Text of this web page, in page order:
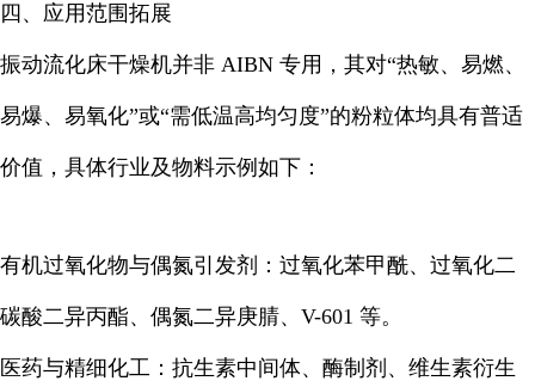
四、应用范围拓展
振动流化床干燥机并非 AIBN 专用，其对“热敏、易燃、
易爆、易氧化”或“需低温高均匀度”的粉粒体均具有普适
价值，具体行业及物料示例如下：
有机过氧化物与偶氮引发剂：过氧化苯甲酰、过氧化二
碳酸二异丙酯、偶氮二异庚腈、V-601 等。
医药与精细化工：抗生素中间体、酶制剂、维生素衍生